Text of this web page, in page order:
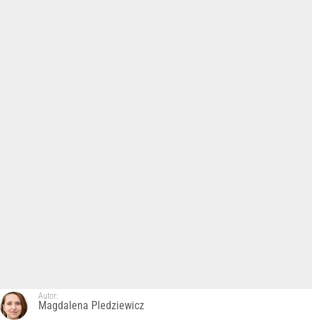
Autor:
Magdalena Pledziewicz